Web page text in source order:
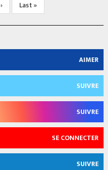
Last
page
Last »
AIMER
SUIVRE
SUIVRE
SE CONNECTER
SUIVRE